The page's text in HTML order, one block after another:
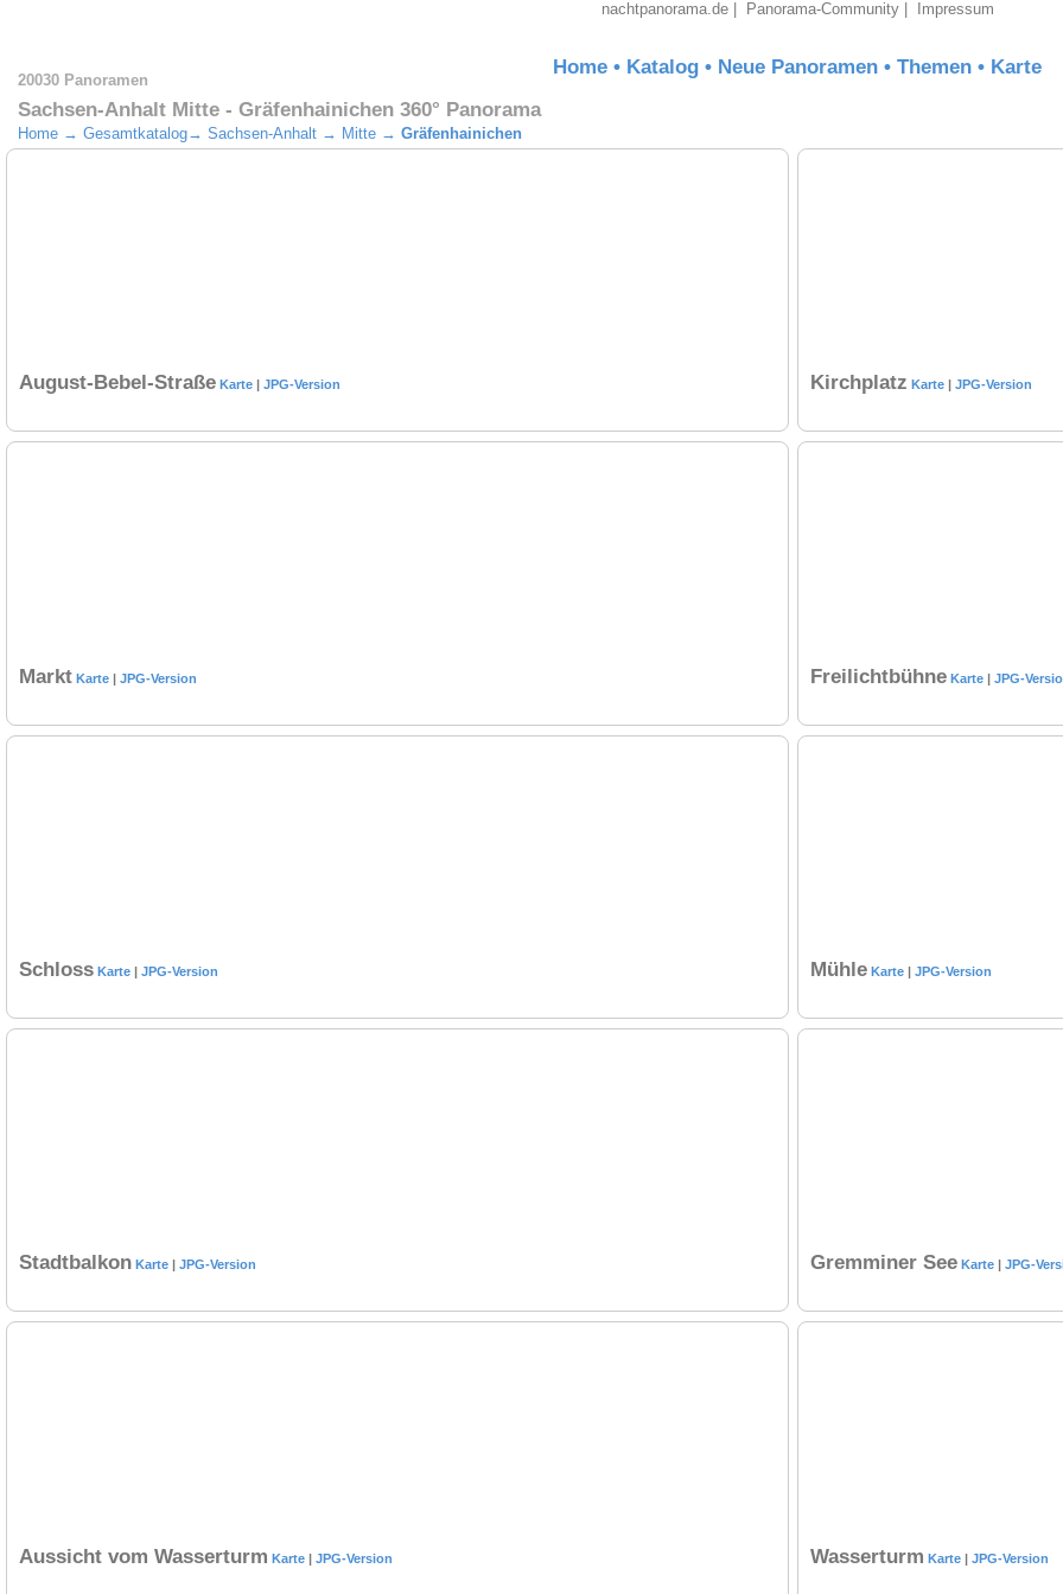
nachtpanorama.de| Panorama-Community| Impressum
20030 Panoramen
Home • Katalog • Neue Panoramen • Themen • Karte
Sachsen-Anhalt Mitte - Gräfenhainichen 360° Panorama
Home → Gesamtkatalog→ Sachsen-Anhalt → Mitte → Gräfenhainichen
August-Bebel-Straße Karte JPG-Version Kirchplatz Karte JPG-Version
Markt Karte | JPG-Version Freilichtbühne Karte | JPG-
Schloss Karte | JPG-Version Mühle Karte | JPG-Version
Stadtbalkon Karte JPG-Version Gremminer See Karte JPG-
Aussicht vom Wasserturm Karte | JPG-Version Wasserturm Karte | JPG-Version